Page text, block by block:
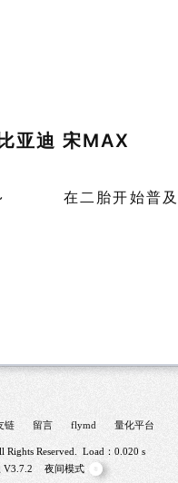
亚迪 宋MAX
噢~ 在二胎开始普及
链 留言 flymd 量化平台
Reserved. Load：0.020 s
V3.7.2 夜间模式